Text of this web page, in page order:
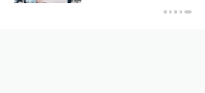
沪公网安备